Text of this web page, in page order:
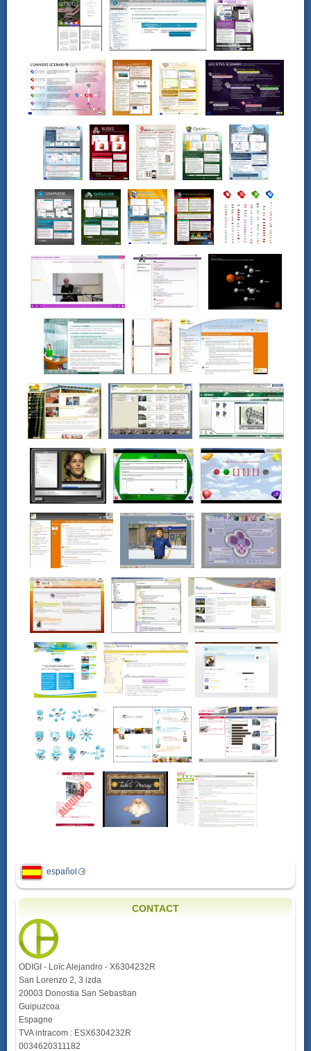
español
CONTACT
ODIGI - Loïc Alejandro - X6304232R
San Lorenzo 2, 3 izda
20003 Donostia San Sebastian
Guipuzcoa
Espagne
TVA intracom : ESX6304232R
0034620311182